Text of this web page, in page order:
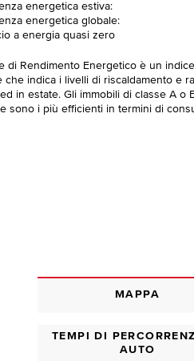
energetica estiva:
energetica globale:
a energia quasi zero
di Rendimento Energetico è un
che indica i livelli di riscaldamento e
in estate. Gli immobili di classe A o
sono i più efficienti in termini di
MAPPA
TEMPI DI
AUTO